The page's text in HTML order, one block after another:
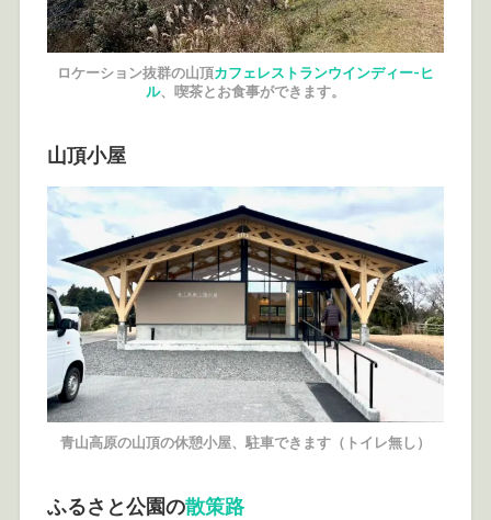
ロケーション抜群の山頂カフェレストランウインディー-ヒ
ル、喫茶とお食事ができます。
山頂小屋
青山高原の山頂の休憩小屋、駐車できます（トイレ無し）
ふるさと公園の散策路